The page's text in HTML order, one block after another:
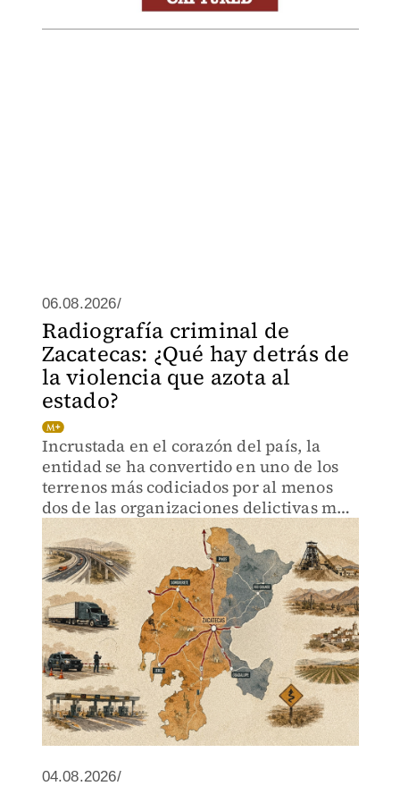
06.08.2026/
Radiografía criminal de
Zacatecas: ¿Qué hay detrás de
la violencia que azota al
estado?
Incrustada en el corazón del país, la
entidad se ha convertido en uno de los
terrenos más codiciados por al menos
dos de las organizaciones delictivas más
peligrosas y poderosas: el Cártel de
Sinaloa y el CJNG.
04.08.2026/